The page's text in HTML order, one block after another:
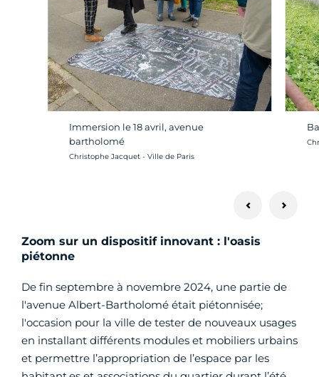
Immersion le 18 avril, avenue
bartholomé
Crédit photo :
Christophe Jacquet - Ville de Paris
Zoom sur un dispositif innovant : l'oasis
piétonne
De fin septembre à novembre 2024, une partie de
l'avenue Albert-Bartholomé était piétonnisée;
l'occasion pour la ville de tester de nouveaux usages
en installant différents modules et mobiliers urbains
et permettre l’appropriation de l’espace par les